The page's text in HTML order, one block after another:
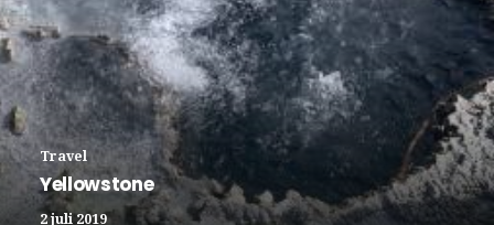
Travel
Yellowstone
2 juli 2019